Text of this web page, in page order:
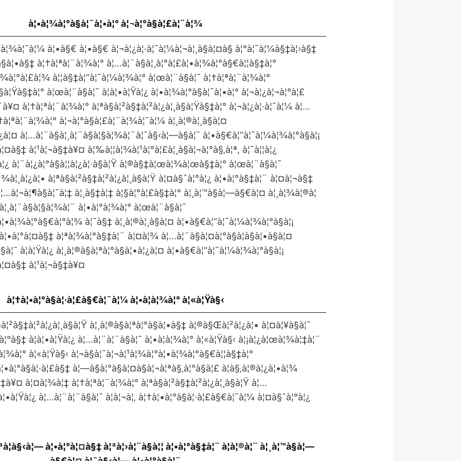
à¦•à¦¾à¦°à§à¦¯à¦•à¦° à¦¬à¦°à§à¦£à¦¨à¦¾
à¦•à§€ à¦•à§€ à¦¬à¦¿à¦·à¦¯à¦¼à¦¬à¦¸à§à¦¤à§ à¦°à¦¯à¦¼à§‡à¦›à§‡
à¦†à¦ªà¦¨à¦¾à¦° à¦…à¦¨à§à¦¸à¦°à¦£à¦•à¦¾à¦°à§€à¦¦à§‡à¦°
à¦¦à§‡à¦“à¦¯à¦¼à¦¾à¦° à¦œà¦¨à§à¦¯ à¦†à¦ªà¦¨à¦¾à¦°
à¦œà¦¨à§à¦¯ à¦à¦•à¦Ÿà¦¿ à¦•à¦¾à¦°à§à¦¯à¦•à¦° à¦¬à¦¿à¦¬à¦°à¦£
à¦†à¦ªà¦¨à¦¾à¦° à¦ªà§à¦²à§‡à¦²à¦¿à¦¸à§à¦Ÿà§‡à¦° à¦¬à¦¿à¦·à¦¯à¦¼ à¦…
à¦¬à¦°à§à¦£à¦¨à¦¾à¦¯à¦¼ à¦¸à¦®à¦¸à§à¦¤
à¦…à¦¨à§à¦¸à¦¨à§à¦§à¦¾à¦¨à¦¯à§‹à¦—à§à¦¯ à¦•à§€à¦“à¦¯à¦¼à¦¾à¦°à§à¦¡
à¦¹à¦¬à§‡à¥¤ à¦‰à¦¦à¦¾à¦¹à¦°à¦£à¦¸à§à¦¬à¦°à§‚à¦ª, à¦¯à¦¦à¦¿
à¦¨à¦¿à¦°à§à¦¦à¦¿à¦·à§à¦Ÿ à¦®à§‡à¦œà¦¾à¦œà§‡à¦° à¦œà¦¨à§à¦¯
à¦ªà§à¦²à§‡à¦²à¦¿à¦¸à§à¦Ÿ à¦¤à§ˆà¦°à¦¿ à¦•à¦°à§‡à¦¨ à¦¤à¦¬à§‡
à¦¸à§‡à¦‡ à¦§à¦°à¦£à§‡à¦° à¦¸à¦™à§à¦—à§€à¦¤ à¦¸à¦¾à¦®à¦
à¦•à¦°à¦¾à¦° à¦œà¦¨à§à¦¯
à¦¯à§‡ à¦¸à¦®à¦¸à§à¦¤ à¦•à§€à¦“à¦¯à¦¼à¦¾à¦°à§à¦¡
à¦ªà¦¾à¦°à§‡à¦¨ à¦¤à¦¾ à¦…à¦¨à§à¦¤à¦°à§à¦­à§à¦•à§à¦¤
à¦à¦Ÿà¦¿ à¦¸à¦®à§à¦ªà¦°à§à¦•à¦¿à¦¤ à¦•à§€à¦“à¦¯à¦¼à¦¾à¦°à§à¦¡
à¦¹à¦¬à§‡à¥¤
à¦†à¦•à¦°à§à¦·à¦£à§€à¦¯à¦¼ à¦•à¦­à¦¾à¦° à¦«à¦Ÿà§‹
à¦¸à¦®à§à¦ªà¦°à§à¦•à§‡ à¦®à§Œà¦²à¦¿à¦• à¦¤à¦¥à§à¦¯
à¦à¦•à¦Ÿà¦¿ à¦…à¦¨à¦¨à§à¦¯ à¦•à¦­à¦¾à¦° à¦«à¦Ÿà§‹ à¦¡à¦¿à¦œà¦¾à¦‡à¦¨
à¦«à¦Ÿà§‹ à¦¬à§à¦¯à¦¬à¦¹à¦¾à¦°à¦•à¦¾à¦°à§€à¦¦à§‡à¦°
à¦—à§à¦°à§à¦¤à§à¦¬à¦ªà§‚à¦°à§à¦£ à¦­à§‚à¦®à¦¿à¦•à¦¾
à¦¤à¦¾à¦‡ à¦†à¦ªà¦¨à¦¾à¦° à¦ªà§à¦²à§‡à¦²à¦¿à¦¸à§à¦Ÿ à¦…
à¦…à¦¨à¦¨à§à¦¯ à¦à¦¬à¦‚ à¦†à¦•à¦°à§à¦·à¦£à§€à¦¯à¦¼ à¦¤à§ˆà¦°à¦¿
à¦•à¦°à¦¤à§‡ à¦ªà¦›à¦¨à§à¦¦ à¦•à¦°à§‡à¦¨ à¦à¦®à¦¨ à¦¸à¦™à§à¦—